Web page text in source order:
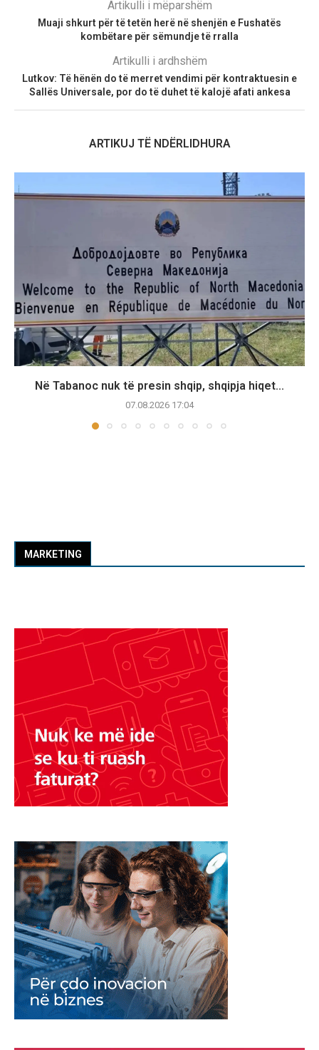
Artikulli i mëparshëm
Muaji shkurt për të tetën herë në shenjën e Fushatës
kombëtare për sëmundje të rralla
Artikulli i ardhshëm
Lutkov: Të hënën do të merret vendimi për kontraktuesin e
Sallës Universale, por do të duhet të kalojë afati ankesa
ARTIKUJ TË NDËRLIDHURA
Në Tabanoc nuk të presin shqip, shqipja hiqet...
07.08.2026 17:04
MARKETING